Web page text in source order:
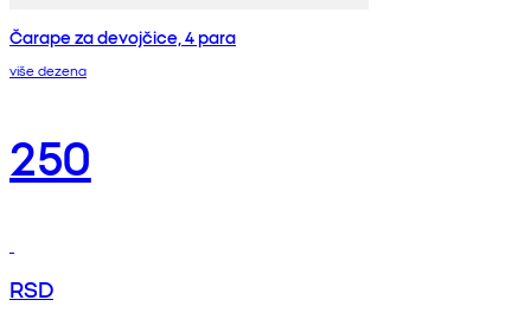
Čarape za devojčice, 4 para
više dezena
250
RSD